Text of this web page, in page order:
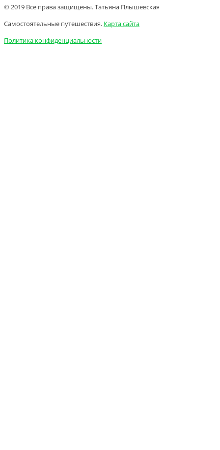
© 2019 Все права защищены. Татьяна Плышевская
Самостоятельные путешествия. Карта сайта
Политика конфиденциальности